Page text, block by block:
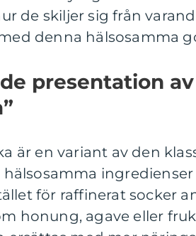
de skiljer sig från
denna hälsosamma
presentation
är en variant av den
för raffinerat socker
honung, agave eller